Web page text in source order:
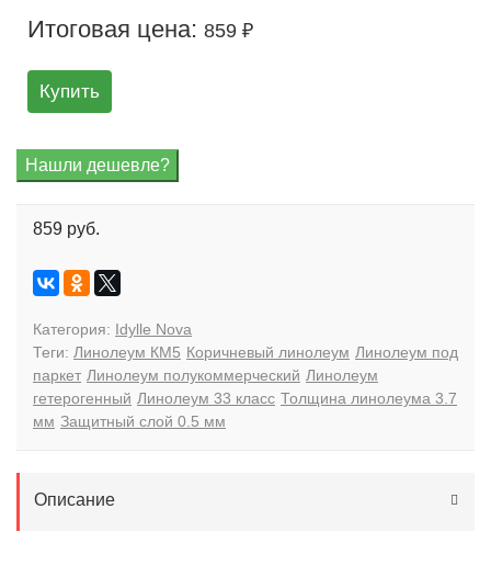
Итоговая цена: 859 ₽
Купить
859 руб.
Категория: Idylle Nova
Теги: Линолеум КМ5 Коричневый линолеум Линолеум под
паркет Линолеум полукоммерческий Линолеум
гетерогенный Линолеум 33 класс Толщина линолеума 3.7
мм Защитный слой 0.5 мм
Описание